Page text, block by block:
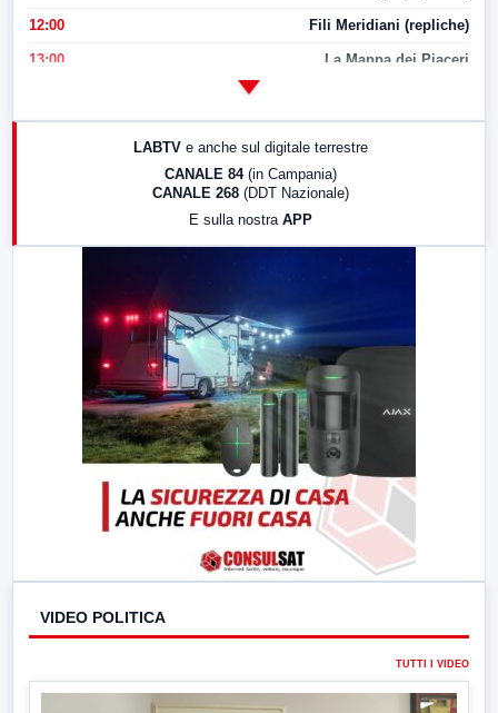
12:00 Fili Meridiani (repliche)
13:00 La Mappa dei Piaceri
LABTV e anche sul digitale terrestre
CANALE 84 (in Campania)
CANALE 268 (DDT Nazionale)
E sulla nostra APP
VIDEO POLITICA
TUTTI I VIDEO